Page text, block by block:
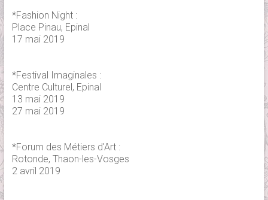
*Fashion Night :
Place Pinau, Epinal
17 mai 2019
*Festival Imaginales :
Centre Culturel, Epinal
13 mai 2019
27 mai 2019
*Forum des Métiers d'Art :
Rotonde, Thaon-les-Vosges
2 avril 2019